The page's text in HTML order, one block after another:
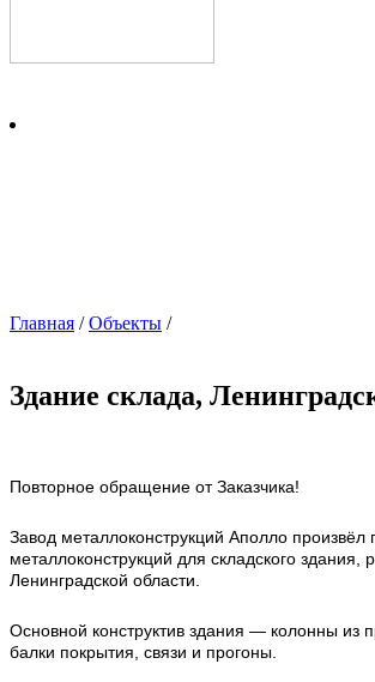
Главная /Объекты /
Здание склада,
Повторное обращение от Заказчика!
Завод металлоконструкций Аполло произвёл
металлоконструкций для складского здания,
Ленинградской области.
Основной конструктив здания — колонны из
балки покрытия, связи и прогоны.